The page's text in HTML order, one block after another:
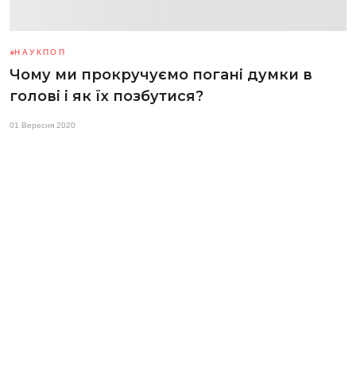
НАУКПОП
Чому ми прокручуємо погані думки в
голові і як їх позбутися?
01 Вересня 2020